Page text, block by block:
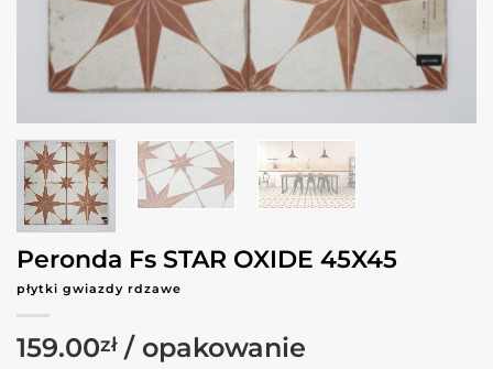
Peronda Fs STAR OXIDE 45X45
płytki gwiazdy rdzawe
159.00zł